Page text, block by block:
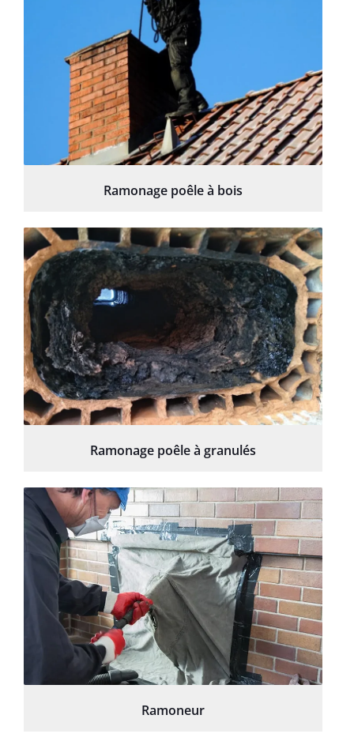
Ramonage poêle à bois
Ramonage poêle à granulés
Ramoneur